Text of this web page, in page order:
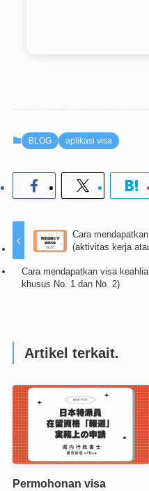
BLOG aplikasi visa
Cara
(aktivitas kerja
Cara mendapatkan visa
khusus No. 1 dan No. 2)
Artikel terkait.
Permohonan visa